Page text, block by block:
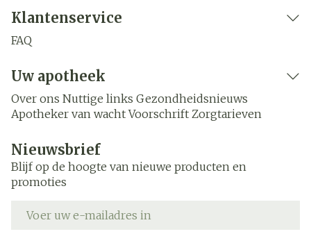
Klantenservice
FAQ
Uw apotheek
Over ons Nuttige links Gezondheidsnieuws
Apotheker van wacht Voorschrift Zorgtarieven
Nieuwsbrief
Blijf op de hoogte van nieuwe producten en
promoties